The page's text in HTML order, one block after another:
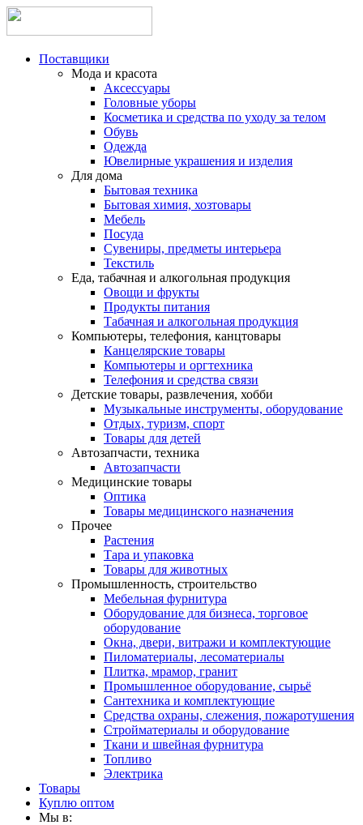
Поставщики
Мода и красота
Аксессуары
Головные уборы
Косметика и средства по уходу за телом
Обувь
Одежда
Ювелирные украшения и изделия
Для дома
Бытовая техника
Бытовая химия, хозтовары
Мебель
Посуда
Сувениры, предметы интерьера
Текстиль
Еда, табачная и алкогольная продукция
Овощи и фрукты
Продукты питания
Табачная и алкогольная продукция
Компьютеры, телефония, канцтовары
Канцелярские товары
Компьютеры и оргтехника
Телефония и средства связи
Детские товары, развлечения, хобби
Музыкальные инструменты, оборудование
Отдых, туризм, спорт
Товары для детей
Автозапчасти, техника
Автозапчасти
Медицинские товары
Оптика
Товары медицинского назначения
Прочее
Растения
Тара и упаковка
Товары для животных
Промышленность, строительство
Мебельная фурнитура
Оборудование для бизнеса, торговое
оборудование
Окна, двери, витражи и комплектующие
Пиломатериалы, лесоматериалы
Плитка, мрамор, гранит
Промышленное оборудование, сырьё
Сантехника и комплектующие
Средства охраны, слежения, пожаротушения
Стройматериалы и оборудование
Ткани и швейная фурнитура
Топливо
Электрика
Товары
Куплю оптом
Мы в: